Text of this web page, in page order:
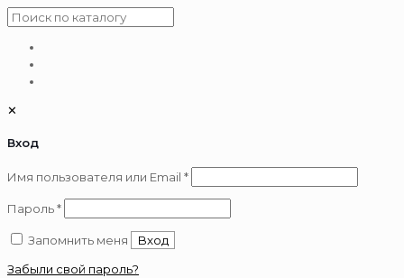
✕
Вход
Имя пользователя или Email *Обязательно
Пароль*Обязательно
Запомнить меня
Вход
Забыли свой пароль?